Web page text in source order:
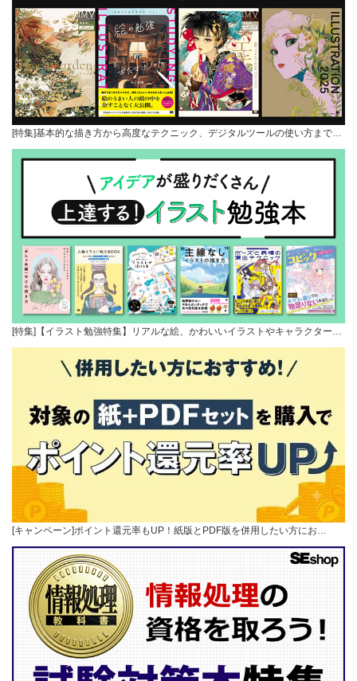
[特集]基本的な描き方から高度なテクニック、デジタルツールの使い方まで…
[特集]【イラスト勉強特集】リアルな絵、かわいいイラストやキャラクター…
[キャンペーン]ポイント還元率もUP！紙版とPDF版を併用したい方にお…